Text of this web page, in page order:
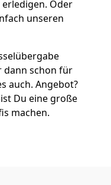
Oder
unseren
dann schon für
auch. Angebot?
Du eine große
machen.